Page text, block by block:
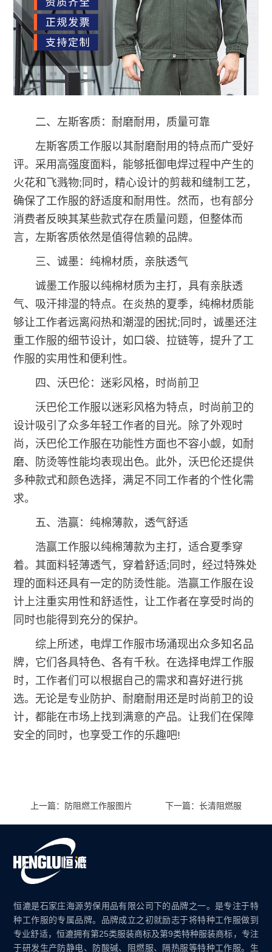
二、左斯客质：耐磨耐用，质量可靠
左斯客质工作服以其耐磨耐用的特点而广受好
评。采用高强度面料，能够抵御电焊过程中产生的
火花和飞溅物;同时，精心设计的剪裁和缝制工艺，
确保了工作服的舒适度和耐用性。然而，也有部分
消费者反映其某些款式存在质量问题，但整体而
言，左斯客质依然是值得信赖的品牌。
三、诚墨：纯棉材质，亲肤透气
诚墨工作服以纯棉材质为主打，具有亲肤透
气、吸汗排湿的特点。在炎热的夏季，纯棉材质能
够让工作者远离闷热和潮湿的困扰;同时，诚墨还注
重工作服的细节设计，如口袋、拉链等，提升了工
作服的实用性和便利性。
四、沃巴伦：迷彩风格，时尚前卫
沃巴伦工作服以迷彩风格为特点，时尚前卫的
设计吸引了众多年轻工作者的目光。除了外观时
尚，沃巴伦工作服在功能性方面也不容小觑，如耐
磨、防烫等性能均表现出色。此外，沃巴伦还提供
多种款式和颜色选择，满足不同工作者的个性化需
求。
五、浩赢：纯棉薄款，透气舒适
浩赢工作服以纯棉薄款为主打，适合夏季穿
着。其面料轻薄透气，穿着舒适;同时，经过特殊处
理的面料还具有一定的防烫性能。浩赢工作服在设
计上注重实用性和舒适性，让工作者在享受时尚的
同时也能得到充分的保护。
综上所述，电焊工作服市场涌现出众多知名品
牌，它们各具特色、各有千秋。在选择电焊工作服
时，工作者们可以根据自己的需求和喜好进行挑
选。无论是专业防护、耐磨耐用还是时尚前卫的设
计，都能在市场上找到满意的产品。让我们在保障
安全的同时，也享受工作的乐趣吧!
上一篇：防阻燃工作服图片 下一篇：长清阻燃服
恒漉是石家庄海源劳保用品有限公司下的品牌之一。是专注于特
种工作服的专属品牌。品牌成立之初就励志于将特种工作服做到
专业舒适，恒漉拥有第25类服装商标及第9类特种服装商标，专注
于研发生产防静电、防酸碱、阻燃服、隔热服等特种工作服。生